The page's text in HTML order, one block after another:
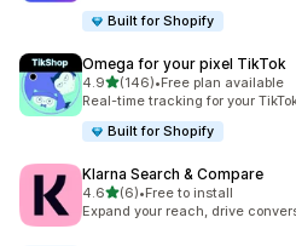
Built for Shopify
Omega for your pixel TikTok
4.9เต็ม 5 ดาว
(146)
ทั้งหมด 146 รีวิว
•Free plan available
Real-time tracking for your
Built for Shopify
Klarna Search & Compare
4.6เต็ม 5 ดาว
(6)
ทั้งหมด 6 รีวิว
•Free to install
Expand your reach, drive